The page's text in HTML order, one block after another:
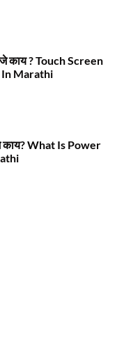
काय ? Touch Screen
Marathi
काय? What Is Power